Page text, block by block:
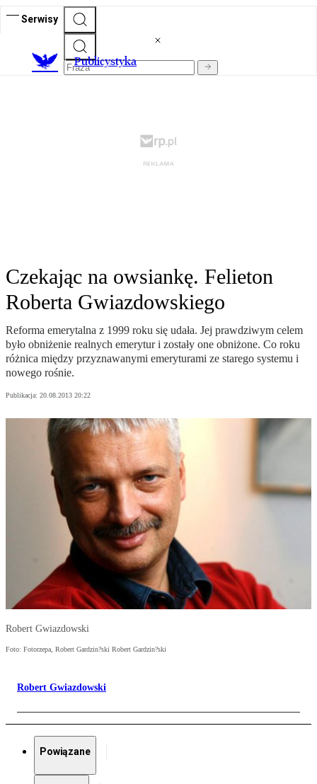
Serwisy
Publicystyka
Czekając na owsiankę. Felieton
Roberta Gwiazdowskiego
Reforma emerytalna z 1999 roku się udała. Jej prawdziwym celem
było obniżenie realnych emerytur i zostały one obniżone. Co roku
różnica między przyznawanymi emeryturami ze starego systemu i
nowego rośnie.
Publikacja: 20.08.2013 20:22
Robert Gwiazdowski
Foto: Fotorzepa, Robert Gardzin?ski Robert Gardzin?ski
Robert Gwiazdowski
Powiązane